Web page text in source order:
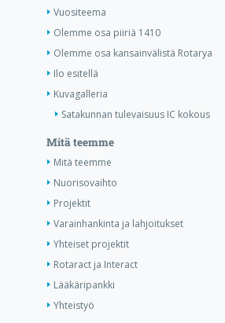
Vuositeema
Olemme osa piiriä 1410
Olemme osa kansainvälistä Rotarya
Ilo esitellä
Kuvagalleria
Satakunnan tulevaisuus IC kokous
Mitä teemme
Mitä teemme
Nuorisovaihto
Projektit
Varainhankinta ja lahjoitukset
Yhteiset projektit
Rotaract ja Interact
Lääkäripankki
Yhteistyö